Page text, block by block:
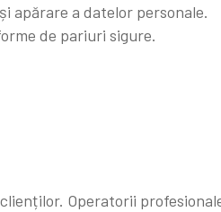
apărare a datelor personale.
de pariuri sigure.
Operatorii